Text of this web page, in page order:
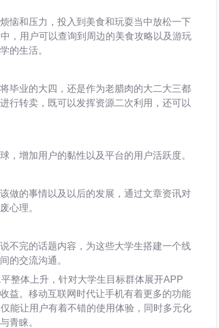
恼和压力，投入到美食和玩耍当中放松一下
，用户可以查询到周边的美食攻略以及游玩
的生活。
毕业的大四，还是作为老腊肉的大二大三都
行转卖，既可以发挥资源二次利用，还可以
，增加用户的黏性以及平台的用户活跃度。
做的事情以及以后的发展，通过文章资讯对
心理。
不完的话题内容，为这些大学生搭建一个线
的交流沟通。
整体上升，针对大学生目标群体展开APP
益。移动互联网时代让手机有着更多的功能
能让用户有着不错的使用体验，同时多元化
青睐。